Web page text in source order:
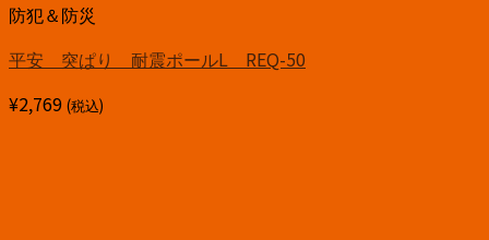
防犯＆防災
平安 突ぱり 耐震ポールL REQ-50
¥2,769 (税込)